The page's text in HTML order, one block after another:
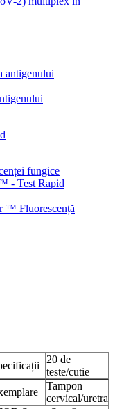
™ Fluorescență
20 de
teste/cutie
Tampon
cervical/uretra